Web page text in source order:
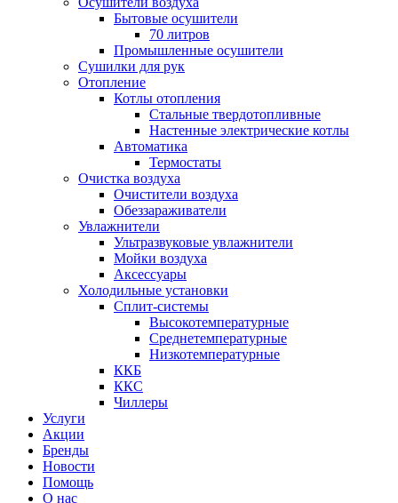
Бытовые осушители
70 литров
Промышленные осушители
Сушилки для рук
Отопление
Котлы отопления
Стальные твердотопливные
Настенные электрические котлы
Автоматика
Термостаты
Очистка воздуха
Очистители воздуха
Обеззараживатели
Увлажнители
Ультразвуковые увлажнители
Мойки воздуха
Аксессуары
Холодильные установки
Сплит-системы
Высокотемпературные
Среднетемпературные
Низкотемпературные
ККБ
ККС
Чиллеры
Услуги
Акции
Бренды
Новости
Помощь
О нас